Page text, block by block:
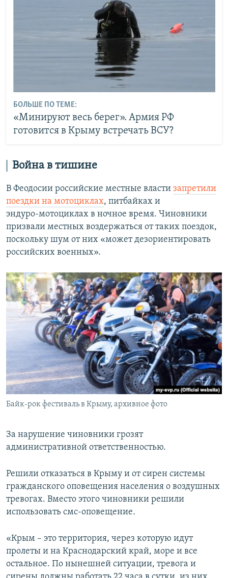
БОЛЬШЕ ПО ТЕМЕ:
«Минируют весь берег». Армия РФ
готовится в Крыму встречать ВСУ?
Война в тишине
В Феодосии российские местные власти запретили
поездки на мотоциклах, питбайках и
эндуро‑мотоциклах в ночное время. Чиновники
призвали местных воздержаться от таких поездок,
поскольку шум от них «может дезориентировать
российских военных».
Байк-рок фестиваль в Крыму, архивное фото
За нарушение чиновники грозят
административной ответственностью.
Решили отказаться в Крыму и от сирен системы
гражданского оповещения населения о воздушных
тревогах. Вместо этого чиновники решили
использовать смс-оповещение.
«Крым – это территория, через которую идут
пролеты и на Краснодарский край, море и все
остальное. По нынешней ситуации, тревога и